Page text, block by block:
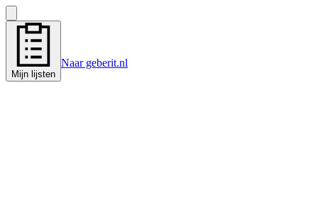
Mijn lijsten
Naar geberit.nl